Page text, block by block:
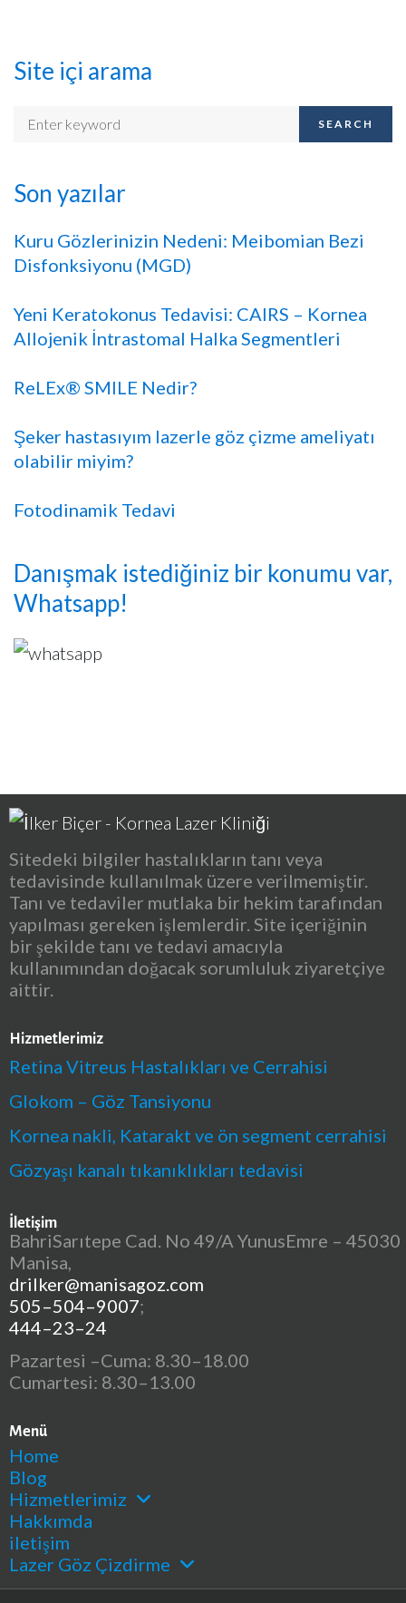
Site içi arama
SEARCH
Son yazılar
Kuru Gözlerinizin Nedeni: Meibomian Bezi
Disfonksiyonu (MGD)
Yeni Keratokonus Tedavisi: CAIRS – Kornea
Allojenik İntrastomal Halka Segmentleri
ReLEx® SMILE Nedir?
Şeker hastasıyım lazerle göz çizme ameliyatı
olabilir miyim?
Fotodinamik Tedavi
Danışmak istediğiniz bir konumu var,
Whatsapp!
Sitedeki bilgiler hastalıkların tanı veya
tedavisinde kullanılmak üzere verilmemiştir.
Tanı ve tedaviler mutlaka bir hekim tarafından
yapılması gereken işlemlerdir. Site içeriğinin
bir şekilde tanı ve tedavi amacıyla
kullanımından doğacak sorumluluk ziyaretçiye
aittir.
Hizmetlerimiz
Retina Vitreus Hastalıkları ve Cerrahisi
Glokom – Göz Tansiyonu
Kornea nakli, Katarakt ve ön segment cerrahisi
Gözyaşı kanalı tıkanıklıkları tedavisi
İletişim
BahriSarıtepe Cad. No 49/A YunusEmre – 45030
Manisa,
drilker@manisagoz.com
505–504–9007;
444–23–24
Pazartesi –Cuma: 8.30–18.00
Cumartesi: 8.30–13.00
Menü
Home
Blog
Hizmetlerimiz
Hakkımda
iletişim
Lazer Göz Çizdirme